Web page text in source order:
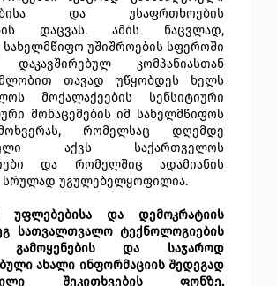
და უსაფრთხოების
დაცვას. ამის ნაცვლად,
სახელმწიფო უშიშროების სფეროში
დაკავშირებულ კომპანიასთან
თავად უწყობდეს ხელს
მოქალაქეების სენსიტიური
მონაცემების იმ სახელმწიფოს
რომელსაც დღემდე
აქვს საქართველოს
და რომელშიც ადამიანის
სრულად უგულებელყოფილია.
უფლებებისა და დემოკრატიის
სათვალთვალო ტექნოლოგიების
გამოყენების და საჯაროდ
ახალი ინფორმაციის შედეგად
შეკითხვების ფონზე,